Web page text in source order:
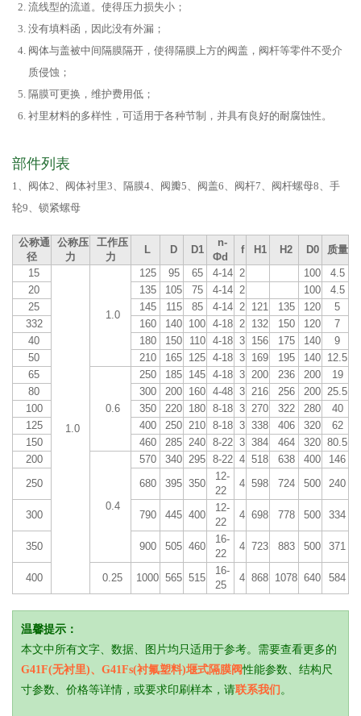
流线型的流道。使得压力损失小；
没有填料函，因此没有外漏；
阀体与盖被中间隔膜隔开，使得隔膜上方的阀盖，阀杆等零件不受介
质侵蚀；
隔膜可更换，维护费用低；
衬里材料的多样性，可适用于各种节制，并具有良好的耐腐蚀性。
部件列表
1、阀体2、阀体衬里3、隔膜4、阀瓣5、阀盖6、阀杆7、阀杆螺母8、手
轮9、锁紧螺母
公称通
径
公称压
力
工作压
力
L D D1
n-
Фd
f H1 H2 D0
质量
15
1.0
1.0
125 95 65 4-14 2 100
4.5
20
135 105 75 4-14 2 100
4.5
25
145 115 85 4-14 2 121 135 120
5
332
160 140 100 4-18 2 132 150 120
7
40
180 150 110 4-18 3 156 175 140
9
50
210 165 125 4-18 3 169 195 140 12.5
65
0.6
250 185 145 4-18 3 200 236 200
19
80
300 200 160 4-48 3 216 256 200 25.5
100
350 220 180 8-18 3 270 322 280
40
125
400 250 210 8-18 3 338 406 320
62
150
460 285 240 8-22 3 384 464 320 80.5
200
0.4
570 340 295 8-22 4 518 638 400
146
250
680 395 350
12-
22
4 598 724 500 240
300 790 445 400
12-
22
4 698 778 500 334
350 900 505 460
16-
22
4 723 883 500 371
400 0.25 1000 565 515
16-
25
4 868 1078 640 584
温馨提示：
本文中所有文字、数据、图片均只适用于参考。需要查看更多的
G41F(无衬里)、G41Fs(衬氟塑料)堰式隔膜阀性能参数、结构尺
寸参数、价格等详情，或要求印刷样本，请联系我们 。